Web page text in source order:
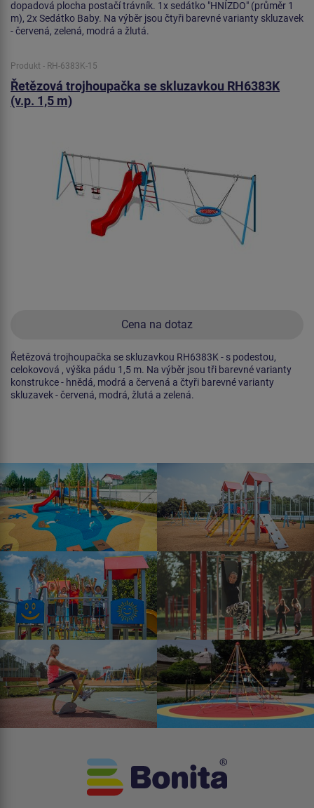
dopadová plocha postačí trávník. 1x sedátko "HNÍZDO" (průměr 1
m), 2x Sedátko Baby. Na výběr jsou čtyři barevné varianty skluzavek
- červená, zelená, modrá a žlutá.
Produkt - RH-6383K-15
Řetězová trojhoupačka se skluzavkou RH6383K
(v.p. 1,5 m)
Cena na dotaz
Řetězová trojhoupačka se skluzavkou RH6383K - s podestou,
celokovová , výška pádu 1,5 m. Na výběr jsou tři barevné varianty
konstrukce - hnědá, modrá a červená a čtyři barevné varianty
skluzavek - červená, modrá, žlutá a zelená.